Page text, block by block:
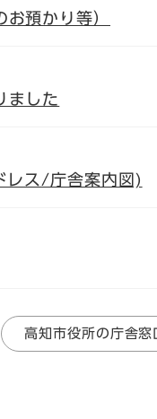
預かり等）
ました
レス/庁舎案内図)
高知市役所の庁舎窓